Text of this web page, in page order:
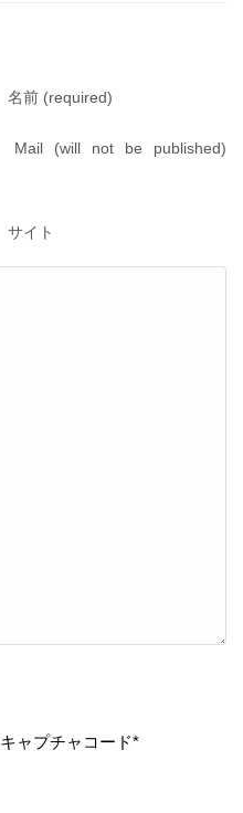
名前 (required)
Mail (will not be published)
サイト
キャプチャコード*